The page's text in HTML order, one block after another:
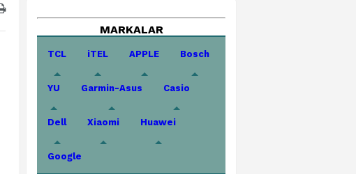
MARKALAR
TCL iTEL APPLE Bosch
YU Garmin-Asus Casio
Dell Xiaomi Huawei
Google